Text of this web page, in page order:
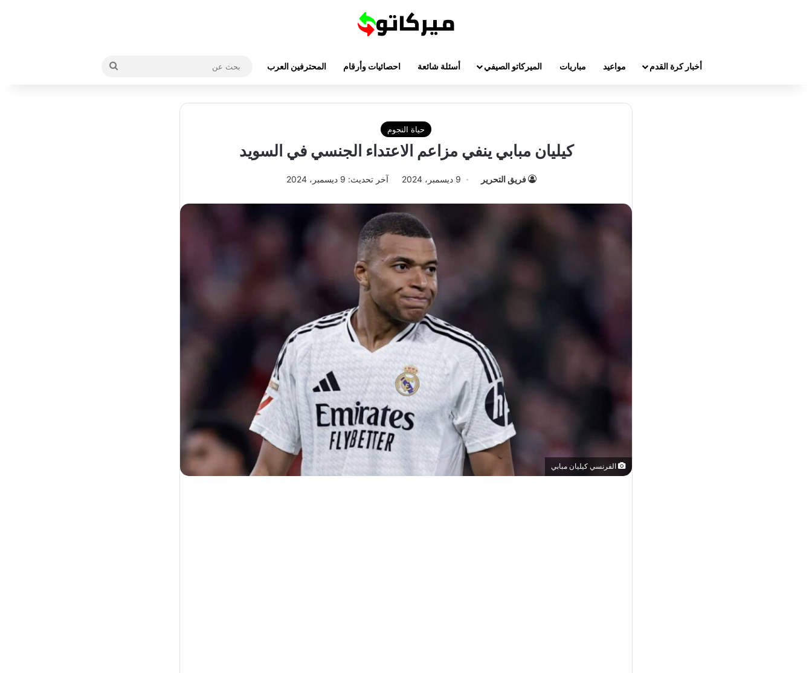
أخبار كرة القدم مواعيد مباريات الميركاتو الصيفي أسئلة شائعة احصائيات وأرقام المحترفين العرب
حياة النجوم
كيليان مبابي ينفي مزاعم الاعتداء الجنسي في السويد
فريق التحرير 9 ديسمبر، 2024 آخر تحديث: 9 ديسمبر، 2024
الفرنسي كيليان مبابي